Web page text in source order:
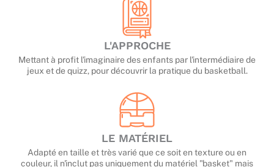
L'APPROCHE
Mettant à profit l'imaginaire des enfants par l'intermédiaire de
jeux et de quizz, pour découvrir la pratique du basketball.
LE MATÉRIEL
Adapté en taille et très varié que ce soit en texture ou en
couleur, il n'inclut pas uniquement du matériel "basket" mais